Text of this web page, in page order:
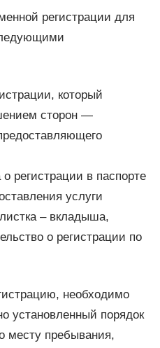
регистрации для
который
сторон —
регистрации в паспорте
услуги
– вкладыша,
о регистрации по
необходимо
установленный порядок
месту пребывания,